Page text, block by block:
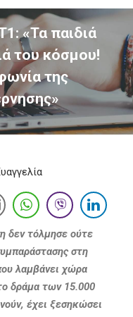
«Τα παιδιά
του κόσμου!
της
δεν τόλμησε ούτε
στη
λαμβάνει χώρα
δράμα των 15.000
έχει ξεσηκώσει